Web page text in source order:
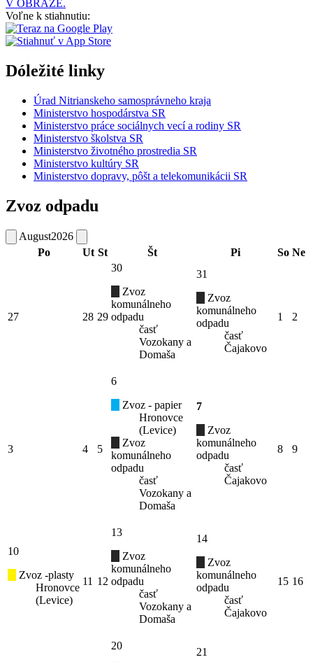
V OBRAZE.
Voľne k stiahnutiu:
Dóležité linky
Úrad Nitrianskeho samosprávneho kraja
Ministerstvo hospodárstva SR
Ministerstvo práce sociálnych vecí a rodiny SR
Ministerstvo školstva SR
Ministerstvo životného prostredia SR
Ministerstvo kultúry SR
Ministerstvo dopravy, pôšt a telekomunikácii SR
Zvoz odpadu
August2026
Po
Ut St Št Pi So Ne
27 28 29
30
Zvoz
komunálneho
odpadu
časť
Vozokany a
Domaša
31
Zvoz
komunálneho
odpadu
časť
Čajakovo
1 2
3 4 5
6
Zvoz - papier
Hronovce
(Levice)
Zvoz
komunálneho
odpadu
časť
Vozokany a
Domaša
7
Zvoz
komunálneho
odpadu
časť
Čajakovo
8 9
10
Zvoz -plasty
Hronovce
(Levice)
11 12
13
Zvoz
komunálneho
odpadu
časť
Vozokany a
Domaša
14
Zvoz
komunálneho
odpadu
časť
Čajakovo
15 16
20
21